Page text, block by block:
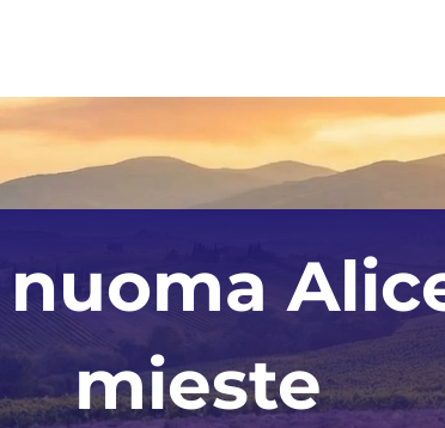
Christchurch
Queenstown
Wellington
mieste